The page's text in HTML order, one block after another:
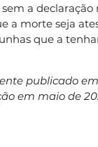
a
a morte seja
que a
publicado em
em maio de